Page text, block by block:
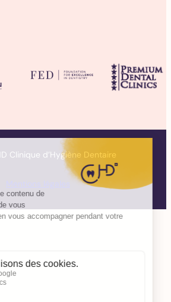
Clinique d’Hygiène Dentaire
Mentions légales